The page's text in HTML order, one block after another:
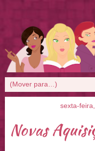
sexta-
Novas